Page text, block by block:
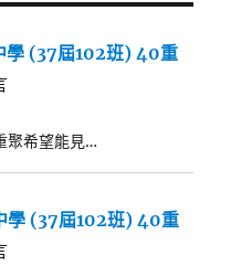
學 (37屆102班) 40重
聚希望能見…
學 (37屆102班) 40重